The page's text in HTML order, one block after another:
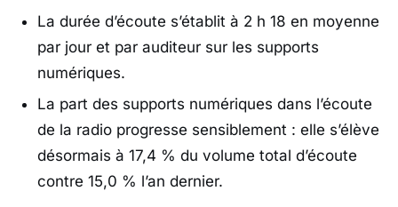
La durée d’écoute s’établit à 2 h 18 en moyenne
par jour et par auditeur sur les supports
numériques.
La part des supports numériques dans l’écoute
de la radio progresse sensiblement : elle s’élève
désormais à 17,4 % du volume total d’écoute
contre 15,0 % l’an dernier.